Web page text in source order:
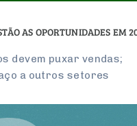
AS OPORTUNIDADES EM
devem puxar vendas;
a outros setores